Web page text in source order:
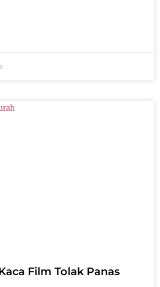
Film Tolak Panas